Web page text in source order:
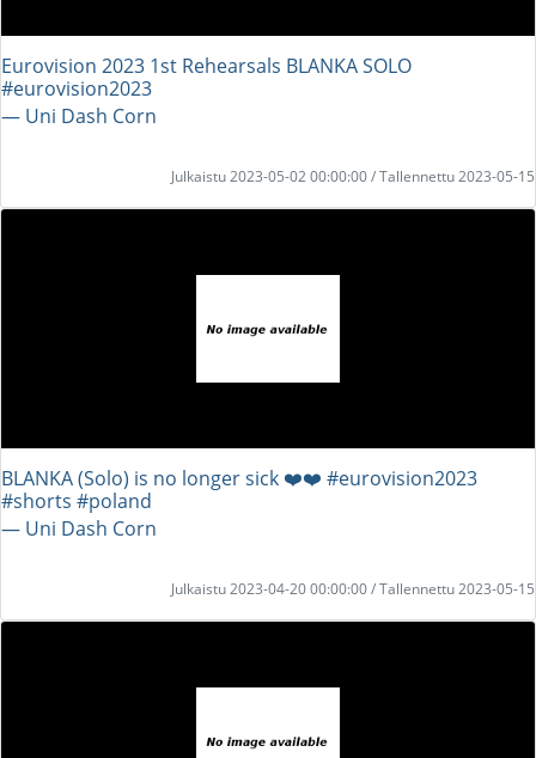
Eurovision 2023 1st Rehearsals BLANKA SOLO
#eurovision2023
― Uni Dash Corn
Julkaistu 2023-05-02 00:00:00 / Tallennettu 2023-05-15
BLANKA (Solo) is no longer sick ❤️❤️ #eurovision2023
#shorts #poland
― Uni Dash Corn
Julkaistu 2023-04-20 00:00:00 / Tallennettu 2023-05-15